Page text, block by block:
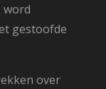
word
gestoofde
over